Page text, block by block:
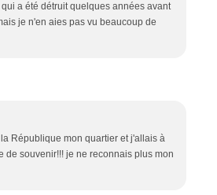
a été détruit quelques années avant
je n'en aies pas vu beaucoup de
République mon quartier et j'allais à
de souvenir!!! je ne reconnais plus mon